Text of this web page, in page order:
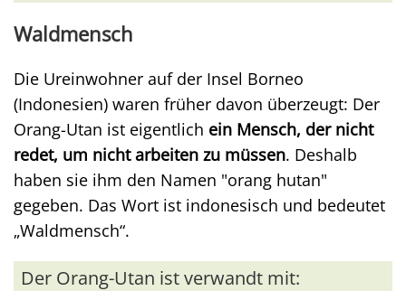
Waldmensch
Die Ureinwohner auf der Insel Borneo
(Indonesien) waren früher davon überzeugt: Der
Orang-Utan ist eigentlich ein Mensch, der nicht
redet, um nicht arbeiten zu müssen. Deshalb
haben sie ihm den Namen "orang hutan"
gegeben. Das Wort ist indonesisch und bedeutet
„Waldmensch“.
Der Orang-Utan ist verwandt mit: